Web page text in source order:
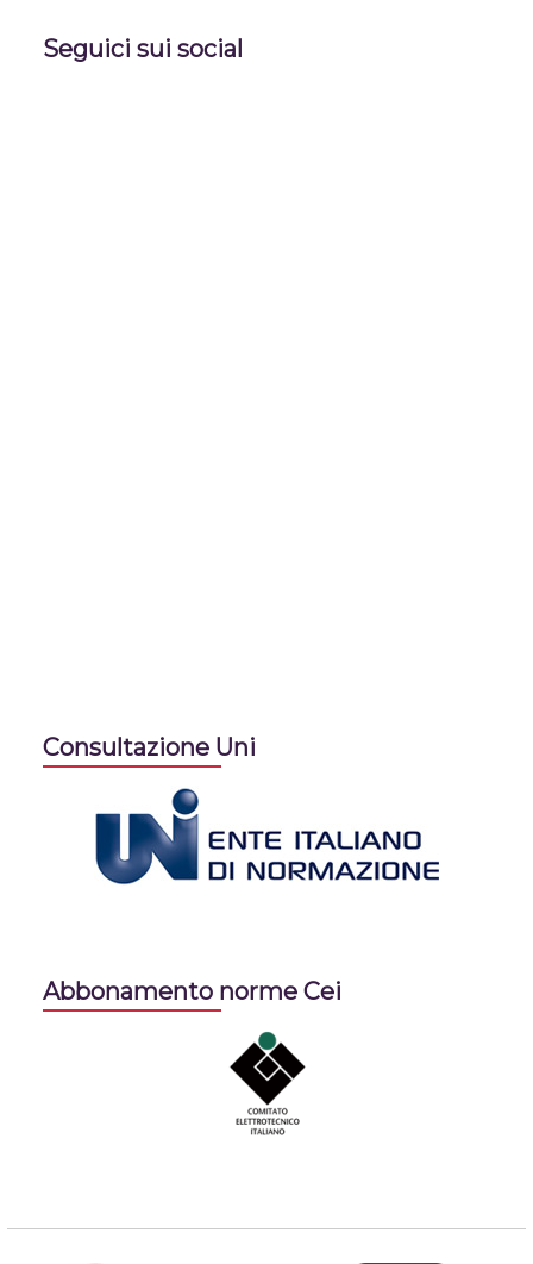
Seguici sui social
Consultazione Uni
Abbonamento norme Cei